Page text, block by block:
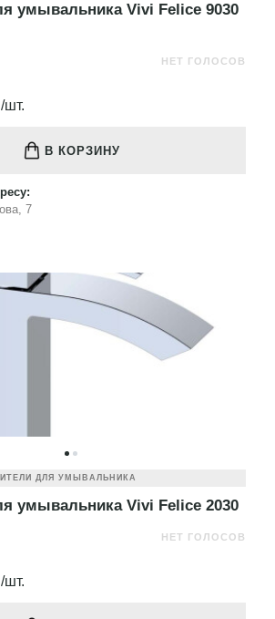
умывальника Vivi Felice 9030
НЕТ ГОЛОСОВ
шт.
В КОРЗИНУ
7
ДЛЯ УМЫВАЛЬНИКА
умывальника Vivi Felice 2030
НЕТ ГОЛОСОВ
шт.